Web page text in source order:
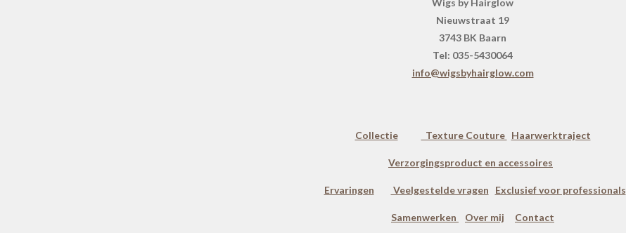
Wigs by Hairglow
Nieuwstraat 19
3743 BK Baarn
Tel: 035-5430064
info@wigsbyhairglow.com
Collectie Texture Couture Haarwerktraject
Verzorgingsproduct en accessoires
Ervaringen Veelgestelde vragen Exclusief voor professionals
Samenwerken Over mij Contact